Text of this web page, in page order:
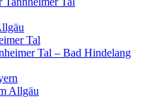
Tal
Tal – Bad Hindelang
Allgäu